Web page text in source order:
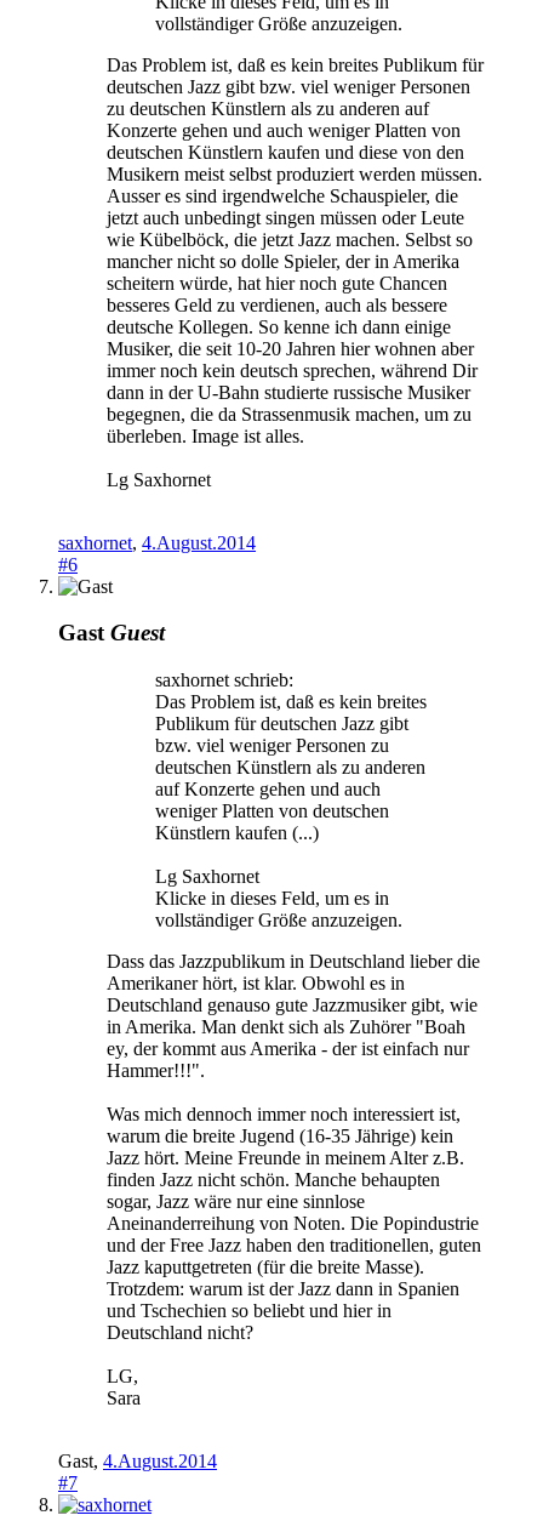
vollständiger Größe anzuzeigen.
Das Problem ist, daß es kein breites Publikum für
deutschen Jazz gibt bzw. viel weniger Personen
zu deutschen Künstlern als zu anderen auf
Konzerte gehen und auch weniger Platten von
deutschen Künstlern kaufen und diese von den
Musikern meist selbst produziert werden müssen.
Ausser es sind irgendwelche Schauspieler, die
jetzt auch unbedingt singen müssen oder Leute
wie Kübelböck, die jetzt Jazz machen. Selbst so
mancher nicht so dolle Spieler, der in Amerika
scheitern würde, hat hier noch gute Chancen
besseres Geld zu verdienen, auch als bessere
deutsche Kollegen. So kenne ich dann einige
Musiker, die seit 10-20 Jahren hier wohnen aber
immer noch kein deutsch sprechen, während Dir
dann in der U-Bahn studierte russische Musiker
begegnen, die da Strassenmusik machen, um zu
überleben. Image ist alles.
Lg Saxhornet
saxhornet, 4.August.2014
#6
Gast Guest
saxhornet schrieb:
Das Problem ist, daß es kein breites
Publikum für deutschen Jazz gibt
bzw. viel weniger Personen zu
deutschen Künstlern als zu anderen
auf Konzerte gehen und auch
weniger Platten von deutschen
Künstlern kaufen (...)
Lg Saxhornet
Klicke in dieses Feld, um es in
vollständiger Größe anzuzeigen.
Dass das Jazzpublikum in Deutschland lieber die
Amerikaner hört, ist klar. Obwohl es in
Deutschland genauso gute Jazzmusiker gibt, wie
in Amerika. Man denkt sich als Zuhörer "Boah
ey, der kommt aus Amerika - der ist einfach nur
Hammer!!!".
Was mich dennoch immer noch interessiert ist,
warum die breite Jugend (16-35 Jährige) kein
Jazz hört. Meine Freunde in meinem Alter z.B.
finden Jazz nicht schön. Manche behaupten
sogar, Jazz wäre nur eine sinnlose
Aneinanderreihung von Noten. Die Popindustrie
und der Free Jazz haben den traditionellen, guten
Jazz kaputtgetreten (für die breite Masse).
Trotzdem: warum ist der Jazz dann in Spanien
und Tschechien so beliebt und hier in
Deutschland nicht?
LG,
Sara
Gast, 4.August.2014
#7